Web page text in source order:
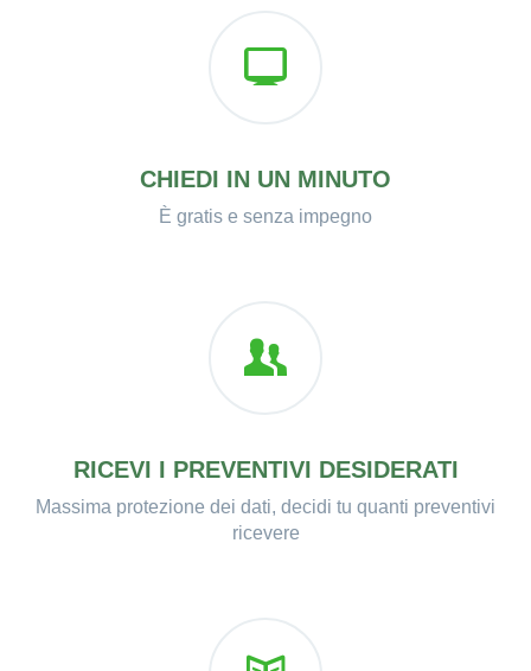
CHIEDI IN UN MINUTO
È gratis e senza impegno
RICEVI I PREVENTIVI DESIDERATI
Massima protezione dei dati, decidi tu quanti preventivi
ricevere